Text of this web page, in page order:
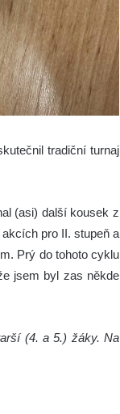
tradiční turnaj
(asi) další kousek z
pro II. stupeň a
Prý do tohoto cyklu
jsem byl zas někde
(4. a 5.) žáky. Na